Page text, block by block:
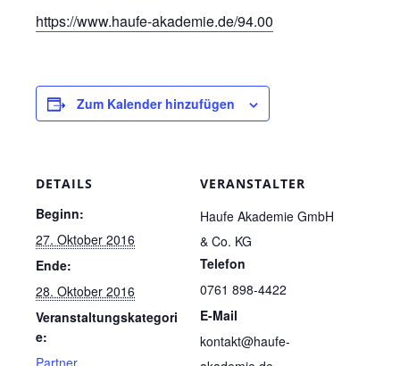
https://www.haufe-akademie.de/94.00
Zum Kalender hinzufügen
DETAILS
Beginn:
27. Oktober 2016
Ende:
28. Oktober 2016
Veranstaltungskategori
e:
Partner
VERANSTALTER
Haufe Akademie GmbH
& Co. KG
Telefon
0761 898-4422
E-Mail
kontakt@haufe-